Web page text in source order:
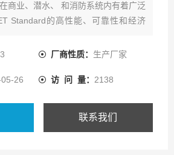
商业、潜水、 和消防系统内有着广泛
Standard的高性能、可靠性和经济
厂商性质： 生产厂家
26 访 问 量： 2138
联系我们